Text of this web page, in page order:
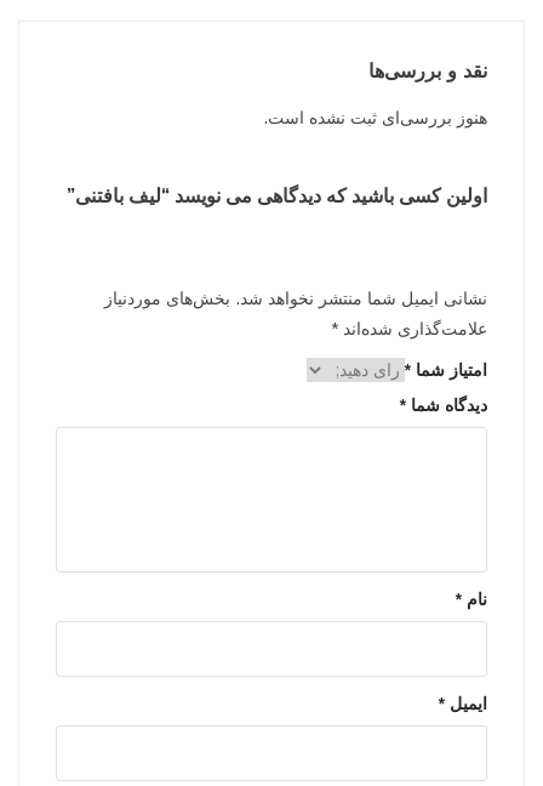
نقد و بررسی‌ها
هنوز بررسی‌ای ثبت نشده است.
اولین کسی باشید که دیدگاهی می نویسد “لیف بافتنی”
نشانی ایمیل شما منتشر نخواهد شد. بخش‌های موردنیاز
علامت‌گذاری شده‌اند *
امتیاز شما *
دیدگاه شما *
نام *
ایمیل *